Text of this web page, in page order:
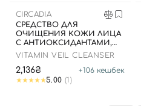
CIRCADIA
СРЕДСТВО ДЛЯ
ОЧИЩЕНИЯ КОЖИ ЛИЦА
С АНТИОКСИДАНТАМИ,
236 МЛ ДО 07.2025
VITAMIN VEIL CLEANSER
2,136₴ +106 кешбек
5.00 (1)
Вход